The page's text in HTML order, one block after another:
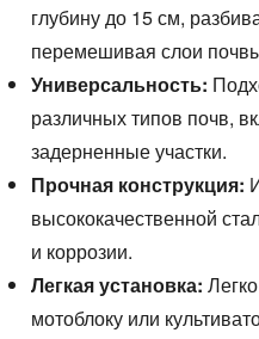
глубину до 15 см,
перемешивая слои
Универсальность:
различных типов почв,
задерненные участки.
Прочная конструкция:
высококачественной
и коррозии.
Легкая установка:
мотоблоку или